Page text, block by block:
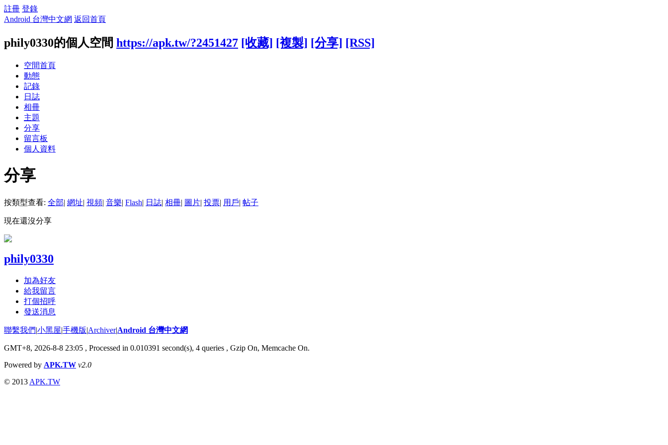
註冊 登錄
Android 台灣中文網 返回首頁
phily0330的個人空間 https://apk.tw/?2451427 [收藏] [複製] [分享] [RSS]
空間首頁
動態
記錄
日誌
相冊
主題
分享
留言板
個人資料
分享
按類型查看: 全部| 網址| 視頻| 音樂| Flash| 日誌| 相冊| 圖片| 投票| 用戶| 帖子
現在還沒分享
phily0330
加為好友
給我留言
打個招呼
發送消息
聯繫我們|小黑屋|手機版|Archiver|Android 台灣中文網
GMT+8, 2026-8-8 23:05 , Processed in 0.010391 second(s), 4 queries , Gzip On, Memcache On.
Powered by APK.TW v2.0
© 2013 APK.TW